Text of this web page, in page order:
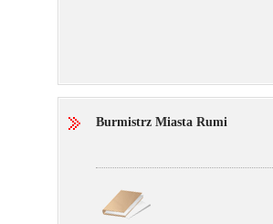
Burmistrz Miasta Rumi